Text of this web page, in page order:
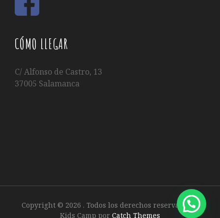
CÓMO LLEGAR
C/ Alfonso de Castro, 13
37005 Salamanca
Copyright © 2026 . Todos los derechos reservados.|
Kids Camp por Catch Themes